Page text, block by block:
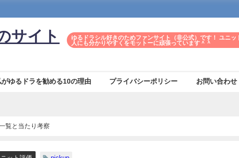
サイト
ゆるドラシル好きのためファンサイト（非公式）です！ ユニ
人にも分かりやすくをモットーに頑張っています＾＾
がゆるドラを勧める10の理由 プライバシーポリシー お問い合わせ
覧と当たり考察